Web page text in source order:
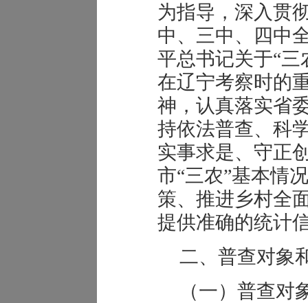
为指导，深入贯
中、三中、四中
平总书记关于“三
在辽宁考察时的
神，认真落实省
持依法普查、科
实事求是、守正
市“三农”基本情
策、推进乡村全
提供准确的统计
二、普查对象
（一）普查对